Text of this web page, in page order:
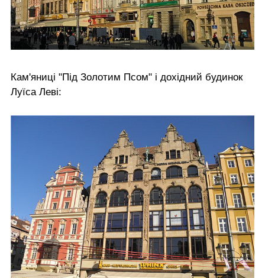
Кам'яниці "Під Золотим Псом" і дохідний будинок
Луїса Леві: